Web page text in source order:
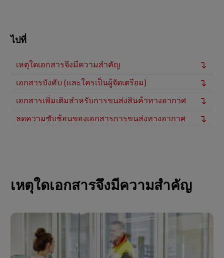
ไปที่
เหตุใดเอกสารจึงมีความสำคัญ
เอกสารบังคับ (และใครเป็นผู้จัดเตรียม)
เอกสารเพิ่มเติมสำหรับการขนส่งสินค้าทางอากาศ
ลดความซับซ้อนของเอกสารการขนส่งทางอากาศ
เหตุใดเอกสารจึงมีความสำคัญ